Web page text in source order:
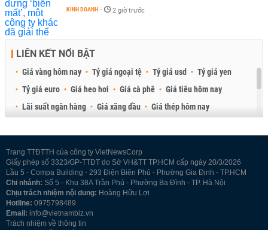
KINH DOANH - 2 giờ trước
LIÊN KẾT NỔI BẬT
Giá vàng hôm nay Tỷ giá ngoại tệ Tỷ giá usd
Tỷ giá yen
Tỷ giá euro
Giá heo hơi Giá cà phê
Giá tiêu hôm nay
Lãi suất ngân hàng
Giá xăng dầu
Giá thép hôm nay
Trang TTĐTTH của công ty VietNewsCorp
Giấy phép số 3323/GP-TTĐT do Sở VH&TT TP.HCM cấp ngày 20/3/2026
Lầu 5 - Compa Building - 293 Điện Biên Phủ - Phường Gia Định - TP.HCM
Chi nhánh: Số 5 - Khu 38A Trần Phú - Phường Ba Đình - TP. Hà Nội
Chịu trách nhiệm nội dung: Hoàng Hữu Lợi
Hotline: 0975798489
Email: info@vietnambiz.vn
Trách nhiệm về thông tin